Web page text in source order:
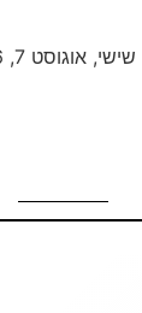
אוגוסט 7, 2026